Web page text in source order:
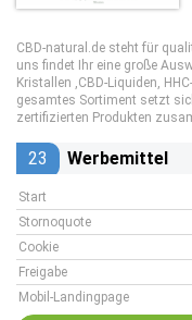
CBD-natural.de steht für
uns findet Ihr eine große
Kristallen ,CBD-Liquiden,
gesamtes Sortiment setzt
zertifizierten Produkten
23 Werbemittel
Start
Stornoquote
Cookie
Freigabe
Mobil-Landingpage